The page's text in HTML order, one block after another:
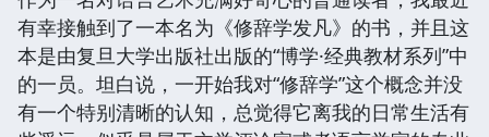
有幸接触到了一本名为《修辞学发凡》的书，并且这
本是由复旦大学出版社出版的“博学·经典教材系列”中
的一员。坦白说，一开始我对“修辞学”这个概念并没
有一个特别清晰的认知，总觉得它离我的日常生活有